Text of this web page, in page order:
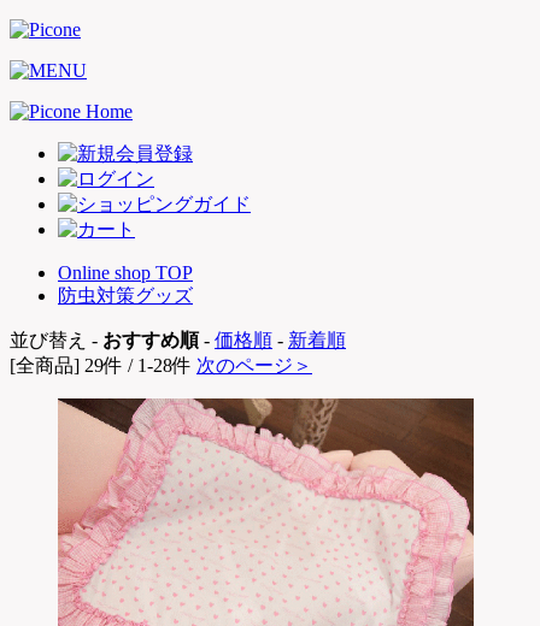
Online shop TOP
防虫対策グッズ
並び替え - おすすめ順- 価格順 - 新着順
[全商品] 29件 / 1-28件 次のページ＞